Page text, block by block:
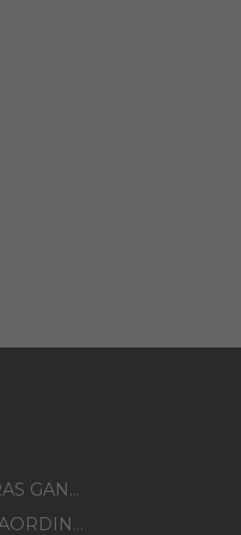
MEJORA DE INFRAESTRUCTURAS GANADERAS EN EL TM DE ERRO CAMPAÑA 2025-2026
CONVOCATORIA SESION EXTRAORDINARIA 30/07/2026